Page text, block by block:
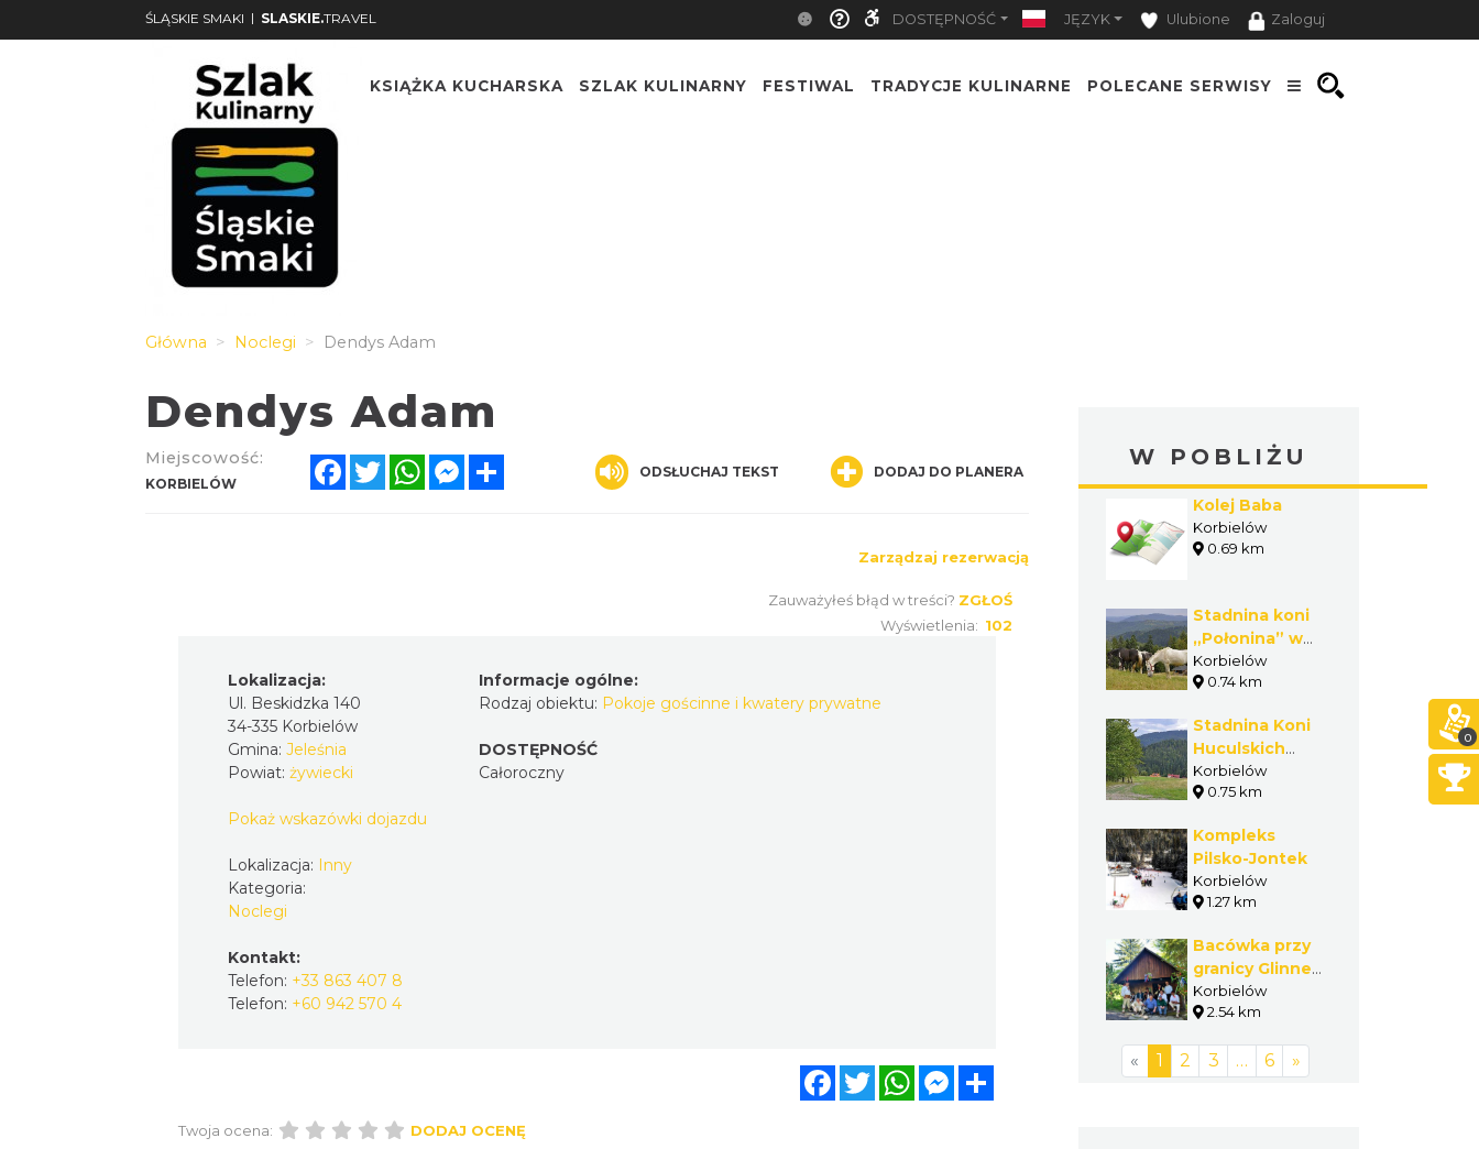
ŚLĄSKIE SMAKI | SLASKIE.TRAVEL DOSTĘPNOŚĆ JĘZYK Ulubione Zaloguj
KSIĄŻKA KUCHARSKA SZLAK KULINARNY FESTIWAL TRADYCJE KULINARNE POLECANE SERWISY
Główna Noclegi Dendys Adam
Dendys Adam
Miejscowość:
KORBIELÓW
FacebookTwitterWhatsAppMessenger ODSŁUCHAJ TEKST DODAJ DO PLANERA
Zarządzaj rezerwacją
Zauważyłeś błąd w treści? ZGŁOŚ
Wyświetlenia: 102
Lokalizacja:
Ul. Beskidzka 140
34-335 Korbielów
Gmina: Jeleśnia
Powiat: żywiecki
Pokaż wskazówki dojazdu
Lokalizacja: Inny
Kategoria:
Noclegi
Kontakt:
Telefon: +33 863 407 8
Telefon: +60 942 570 4
Informacje ogólne:
Rodzaj obiektu: Pokoje gościnne i kwatery prywatne
DOSTĘPNOŚĆ
Całoroczny
FacebookTwitterWhatsAppMessenger
Twoja ocena: DODAJ OCENĘ
W POBLIŻU
Kolej Baba
Korbielów
0.69 km
Stadnina koni
„Połonina” w
Korbielowie
Korbielów
0.74 km
Stadnina Koni
Huculskich
Fero w
Korbielowie
Korbielów
0.75 km
Kompleks
Pilsko-Jontek
Korbielów
1.27 km
Bacówka przy
granicy Glinne
809 m n.p.m. w
Korbielowie
Korbielów
2.54 km
« 1 2 3 … 6 »
0